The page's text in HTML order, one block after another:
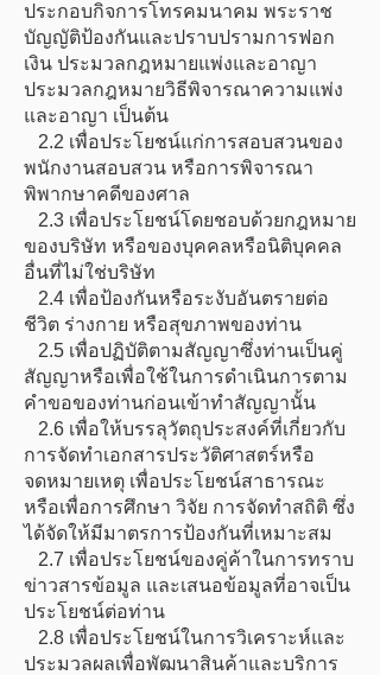
ประกอบกิจการโทรคมนาคม พระราช
บัญญัติป้องกันและปราบปรามการฟอก
เงิน ประมวลกฎหมายแพ่งและอาญา
ประมวลกฎหมายวิธีพิจารณาความแพ่ง
และอาญา เป็นต้น
2.2 เพื่อประโยชน์แก่การสอบสวนของ
พนักงานสอบสวน หรือการพิจารณา
พิพากษาคดีของศาล
2.3 เพื่อประโยชน์โดยชอบด้วยกฎหมาย
ของบริษัท หรือของบุคคลหรือนิติบุคคล
อื่นที่ไม่ใช่บริษัท
2.4 เพื่อป้องกันหรือระงับอันตรายต่อ
ชีวิต ร่างกาย หรือสุขภาพของท่าน
2.5 เพื่อปฏิบัติตามสัญญาซึ่งท่านเป็นคู่
สัญญาหรือเพื่อใช้ในการดำเนินการตาม
คำขอของท่านก่อนเข้าทำสัญญานั้น
2.6 เพื่อให้บรรลุวัตถุประสงค์ที่เกี่ยวกับ
การจัดทำเอกสารประวัติศาสตร์หรือ
จดหมายเหตุ เพื่อประโยชน์สาธารณะ
หรือเพื่อการศึกษา วิจัย การจัดทำสถิติ ซึ่ง
ได้จัดให้มีมาตรการป้องกันที่เหมาะสม
2.7 เพื่อประโยชน์ของคู่ค้าในการทราบ
ข่าวสารข้อมูล และเสนอข้อมูลที่อาจเป็น
ประโยชน์ต่อท่าน
2.8 เพื่อประโยชน์ในการวิเคราะห์และ
ประมวลผลเพื่อพัฒนาสินค้าและบริการ